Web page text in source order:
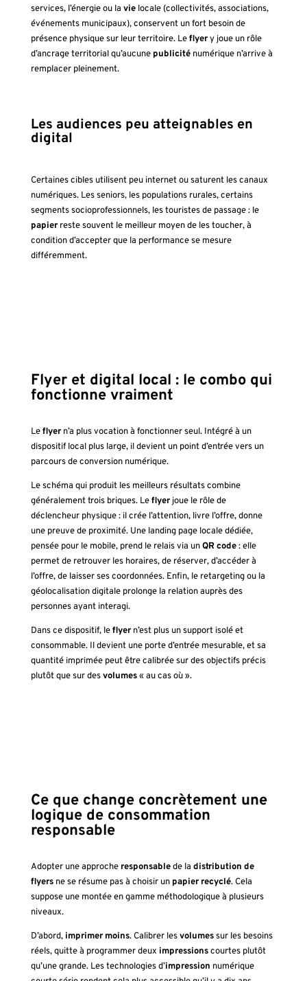
services, l’énergie ou la vielocale (collectivités, associations,
événements municipaux), conservent un fort besoin de
présence physique sur leur territoire. Leflyery joue un rôle
d’ancrage territorial qu’aucune publiciténumérique n’arrive à
remplacer pleinement.
Les audiences peu atteignables en
digital
Certaines cibles utilisent peu internet ou saturent les canaux
numériques. Les seniors, les populations rurales, certains
segments socioprofessionnels, les touristes de passage : le
papierreste souvent le meilleur moyen de les toucher, à
condition d’accepter que la performance se mesure
différemment.
Flyer et digital local : le combo qui
fonctionne vraiment
Leflyern’a plus vocation à fonctionner seul. Intégré à un
dispositif local plus large, il devient un point d’entrée vers un
parcours de conversion numérique.
Le schéma qui produit les meilleurs résultats combine
généralement trois briques. Leflyerjoue le rôle de
déclencheur physique : il crée l’attention, livre l’offre, donne
une preuve de proximité. Une landing page locale dédiée,
pensée pour le mobile, prend le relais via unQR code: elle
permet de retrouver les horaires, de réserver, d’accéder à
l’offre, de laisser ses coordonnées. Enfin, le retargeting ou la
géolocalisation digitale prolonge la relation auprès des
personnes ayant interagi.
Dans ce dispositif, leflyern’est plus un support isolé et
consommable. Il devient une porte d’entrée mesurable, et sa
quantité imprimée peut être calibrée sur des objectifs précis
plutôt que sur desvolumes« au cas où ».
Ce que change concrètement une
logique de consommation
responsable
Adopter une approche responsablede la distribution de
flyersne se résume pas à choisir un papier recyclé. Cela
suppose une montée en gamme méthodologique à plusieurs
niveaux.
D’abord, imprimer moins. Calibrer lesvolumessur les besoins
réels, quitte à programmer deux impressionscourtes plutôt
qu’une grande. Les technologies d’impression numérique